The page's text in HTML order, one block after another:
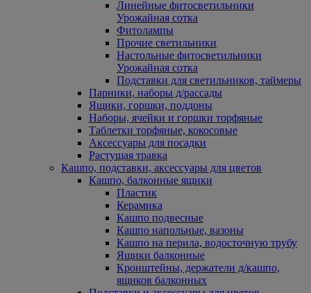
Линейные фитосветильники
Урожайная сотка
Фитолампы
Прочие светильники
Настольные фитосветильники
Урожайная сотка
Подставки для светильников, таймеры
Парники, наборы д/рассады
Ящики, горшки, поддоны
Наборы, ячейки и горшки торфяные
Таблетки торфяные, кокосовые
Аксессуары для посадки
Растущая травка
Кашпо, подставки, аксессуары для цветов
Кашпо, балконные ящики
Пластик
Керамика
Кашпо подвесные
Кашпо напольные, вазоны
Кашпо на перила, водосточную трубу
Ящики балконные
Кронштейны, держатели д/кашпо,
ящиков балконных